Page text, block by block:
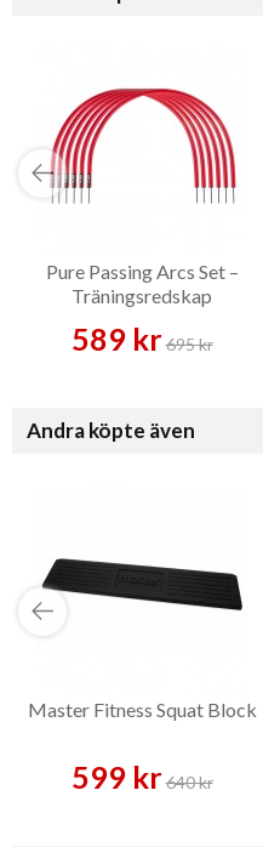
Pure Passing Arcs Set –
Träningsredskap
589 kr695 kr
Andra köpte även
Master Fitness Squat Block
599 kr640 kr